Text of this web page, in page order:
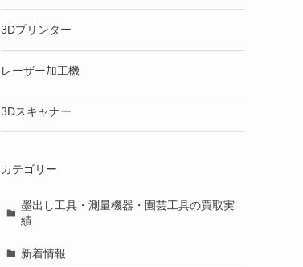
3Dプリンター
レーザー加工機
3Dスキャナー
カテゴリー
墨出し工具・測量機器・園芸工具の買取実
績
新着情報